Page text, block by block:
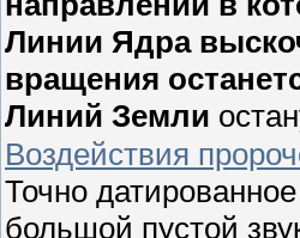
Линии Ядра
вращения
Линий Земли
Воздействия
Точно
большой пустой